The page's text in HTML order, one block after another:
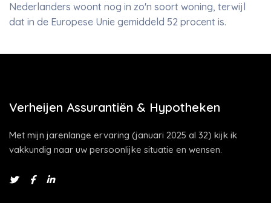
Nederlanders woont nog in zo'n soort woning, terwijl
dat in de Europese Unie gemiddeld 52 procent is.
Verheijen Assurantiën & Hypotheken
Met mijn jarenlange ervaring (januari 2025 al 32) kijk ik
vakkundig naar uw persoonlijke situatie en wensen.